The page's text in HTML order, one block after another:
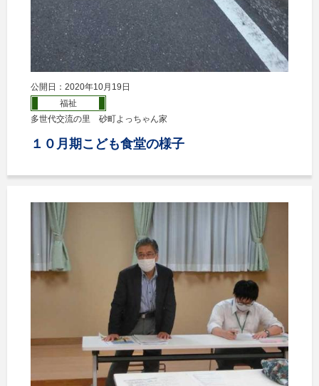
公開日：2020年10月19日
福祉
多世代交流の里 砂町よっちゃん家
１０月期こども食堂の様子